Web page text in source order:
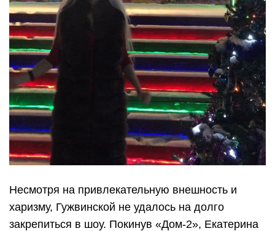
Несмотря на привлекательную внешность и
харизму, Гужвинской не удалось на долго
закрепиться в шоу. Покинув «Дом-2», Екатерина